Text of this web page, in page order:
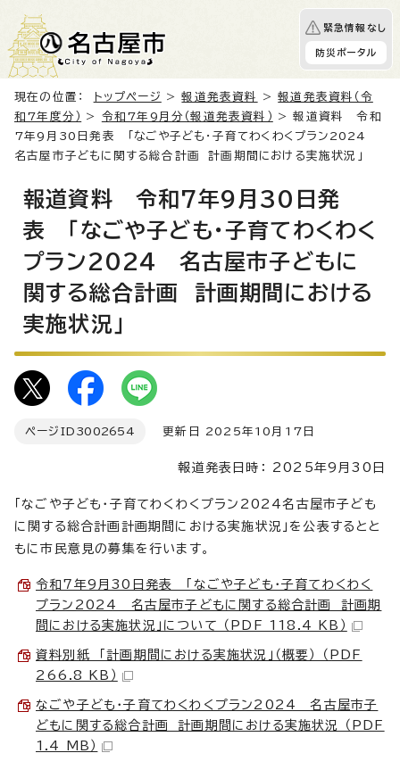
緊急情報なし
防災ポータル
現在の位置： トップページ >報道発表資料 >報道発表資料（令
和7年度分）
> 令和7年9月分（報道発表資料）
> 報道資料 令和
7年9月30日発表 「なごや子ども・子育てわくわくプラン2024
名古屋市子どもに関する総合計画 計画期間における実施状況」
報道資料 令和7年9月30日発
表 「なごや子ども・子育てわくわく
プラン2024 名古屋市子どもに
関する総合計画 計画期間における
実施状況」
ページID 3002654 更新日 2025年10月17日
報道発表日時： 2025年9月30日
「なごや子ども・子育てわくわくプラン2024名古屋市子ども
に関する総合計画計画期間における実施状況」を公表するとと
もに市民意見の募集を行います。
令和7年9月30日発表 「なごや子ども・子育てわくわく
プラン2024 名古屋市子どもに関する総合計画 計画期
間における実施状況」について （PDF 118.4 KB）
資料別紙 「計画期間における実施状況」（概要） （PDF
266.8 KB）
なごや子ども・子育てわくわくプラン2024 名古屋市子
どもに関する総合計画 計画期間における実施状況 （PDF
1.4 MB）